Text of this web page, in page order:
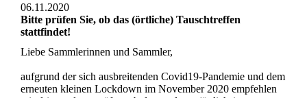
06.11.2020
Bitte prüfen Sie, ob das (örtliche) Tauschtreffen
stattfindet!
Liebe Sammlerinnen und Sammler,
aufgrund der sich ausbreitenden Covid19-Pandemie und dem
erneuten kleinen Lockdown im November 2020 empfehlen